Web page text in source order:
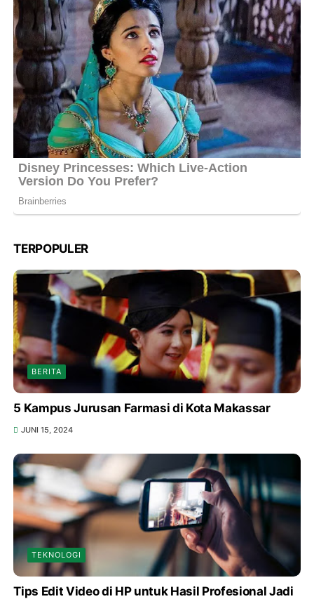
TERPOPULER
BERITA
5 Kampus Jurusan Farmasi di Kota Makassar
JUNI 15, 2024
TEKNOLOGI
Tips Edit Video di HP untuk Hasil Profesional Jadi